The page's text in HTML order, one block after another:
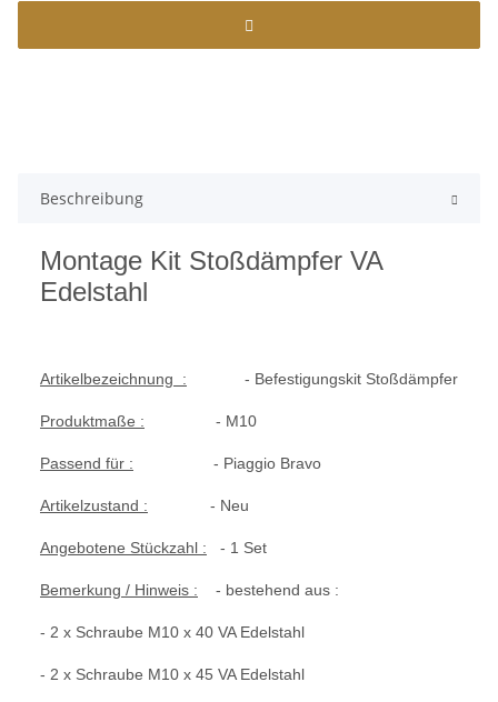
Beschreibung
Montage Kit Stoßdämpfer VA
Edelstahl
Artikelbezeichnung : - Befestigungskit Stoßdämpfer
Produktmaße : - M10
Passend für : - Piaggio Bravo
Artikelzustand : - Neu
Angebotene Stückzahl : - 1 Set
Bemerkung / Hinweis : - bestehend aus :
- 2 x Schraube M10 x 40 VA Edelstahl
- 2 x Schraube M10 x 45 VA Edelstahl